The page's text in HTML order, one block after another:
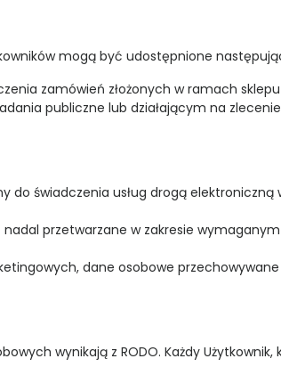
mogą być udostępnione
zamówień złożonych w ramach
publiczne lub działającym na
do świadczenia usług drogą
przetwarzane w zakresie
dane osobowe
wynikają z RODO. Każdy